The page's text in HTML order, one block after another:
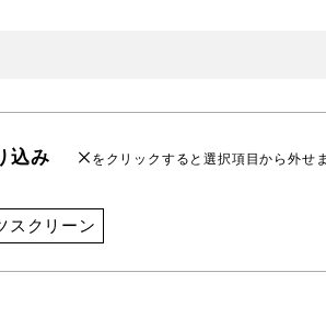
込み をクリックすると選択項目から外せま
スクリーン